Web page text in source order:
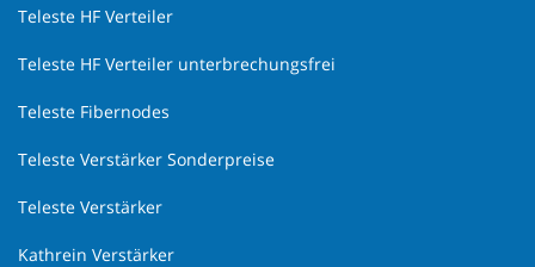
Teleste HF Verteiler
Teleste HF Verteiler unterbrechungsfrei
Teleste Fibernodes
Teleste Verstärker Sonderpreise
Teleste Verstärker
Kathrein Verstärker